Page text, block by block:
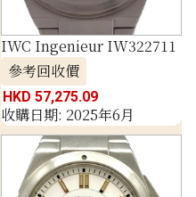
IWC Ingenieur IW322711
參考回收價
HKD 57,275.09
收購日期: 2025年6月